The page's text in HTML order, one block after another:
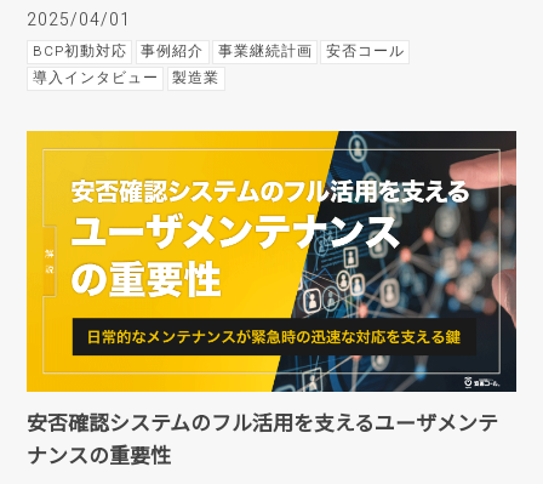
2025/04/01
BCP初動対応 事例紹介 事業継続計画
安否コール
導入インタビュー
製造業
安否確認システムのフル活用を支えるユーザメンテ
ナンスの重要性